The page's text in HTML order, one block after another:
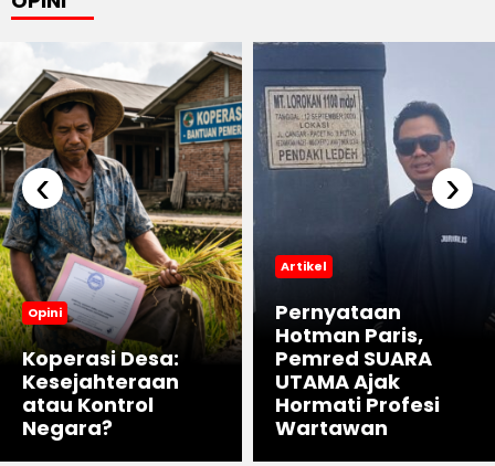
OPINI
Opini
Koperasi Desa:
Kesejahteraan
atau Kontrol
Pernyataan
Hotman Paris,
Pemred SUARA
UTAMA Ajak
Hormati Profesi
‹ ›